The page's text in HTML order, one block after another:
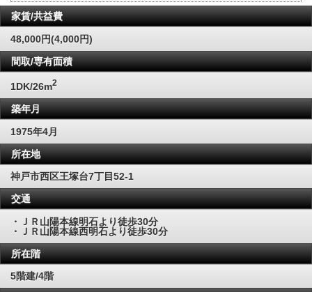
家賃/共益費
48,000円(4,000円)
間取/専有面積
1DK/26m2
築年月
1975年4月
所在地
神戸市西区王塚台7丁目52-1
交通
・ＪＲ山陽本線明石より徒歩30分
・ＪＲ山陽本線西明石より徒歩30分
所在階
5階建/4階